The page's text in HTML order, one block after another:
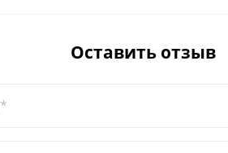
Оставить отзыв